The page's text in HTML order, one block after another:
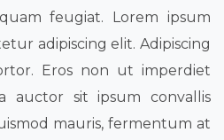
feugiat. Lorem ipsum
adipiscing elit. Adipiscing
Eros non ut imperdiet
auctor sit ipsum convallis
mauris, fermentum at